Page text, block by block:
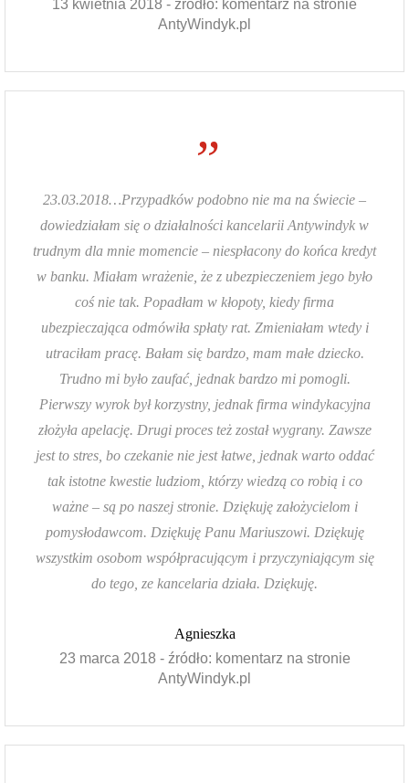
13 kwietnia 2018 - źródło: komentarz na stronie
AntyWindyk.pl
”
23.03.2018…Przypadków podobno nie ma na świecie –
dowiedziałam się o działalności kancelarii Antywindyk w
trudnym dla mnie momencie – niespłacony do końca kredyt
w banku. Miałam wrażenie, że z ubezpieczeniem jego było
coś nie tak. Popadłam w kłopoty, kiedy firma
ubezpieczająca odmówiła spłaty rat. Zmieniałam wtedy i
utraciłam pracę. Bałam się bardzo, mam małe dziecko.
Trudno mi było zaufać, jednak bardzo mi pomogli.
Pierwszy wyrok był korzystny, jednak firma windykacyjna
złożyła apelację. Drugi proces też został wygrany. Zawsze
jest to stres, bo czekanie nie jest łatwe, jednak warto oddać
tak istotne kwestie ludziom, którzy wiedzą co robią i co
ważne – są po naszej stronie. Dziękuję założycielom i
pomysłodawcom. Dziękuję Panu Mariuszowi. Dziękuję
wszystkim osobom współpracującym i przyczyniającym się
do tego, ze kancelaria działa. Dziękuję.
Agnieszka
23 marca 2018 - źródło: komentarz na stronie
AntyWindyk.pl